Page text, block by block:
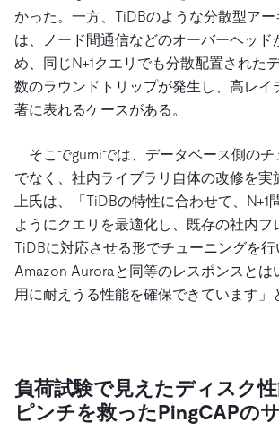
かった。一方、TiDBのような分散型ア
は、ノード間通信などのオーバーヘッド
め、同じN+1クエリでも分散配置された
数のラウンドトリップが発生し、高レイ
著に表れるケースがある。
そこでgumiでは、データベース側のチ
でなく、社内ライブラリ自体の改修を実
上氏は、「TiDBの特性に合わせて、N+1
ようにクエリを最適化し、既存の社内フ
TiDBに対応させる形でチューニングを行
Amazon Auroraと同等のレスポンスとは
用に耐えうる性能を確保できています」
負荷試験で見えたディスク
ピンチを救ったPingCAPの